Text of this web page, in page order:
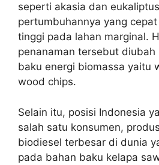
seperti akasia dan
pertumbuhannya yang
tinggi pada lahan marginal.
penanaman tersebut diubah
baku energi biomassa yaitu
wood chips.
Selain itu, posisi Indonesia
salah satu konsumen,
biodiesel terbesar di dunia
pada bahan baku kelapa